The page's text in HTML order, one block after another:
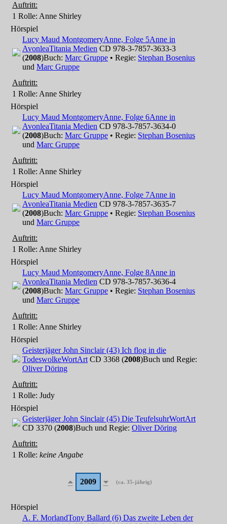
Auftritt:
1 Rolle: Anne Shirley
Hörspiel
Lucy Maud MontgomeryAnne, Folge 5Anne in
AvonleaTitania Medien CD 978-3-7857-3633-3
(2008)Buch: Marc Gruppe • Regie: Stephan Bosenius
und Marc Gruppe
Auftritt:
1 Rolle: Anne Shirley
Hörspiel
Lucy Maud MontgomeryAnne, Folge 6Anne in
AvonleaTitania Medien CD 978-3-7857-3634-0
(2008)Buch: Marc Gruppe • Regie: Stephan Bosenius
und Marc Gruppe
Auftritt:
1 Rolle: Anne Shirley
Hörspiel
Lucy Maud MontgomeryAnne, Folge 7Anne in
AvonleaTitania Medien CD 978-3-7857-3635-7
(2008)Buch: Marc Gruppe • Regie: Stephan Bosenius
und Marc Gruppe
Auftritt:
1 Rolle: Anne Shirley
Hörspiel
Lucy Maud MontgomeryAnne, Folge 8Anne in
AvonleaTitania Medien CD 978-3-7857-3636-4
(2008)Buch: Marc Gruppe • Regie: Stephan Bosenius
und Marc Gruppe
Auftritt:
1 Rolle: Anne Shirley
Hörspiel
Geisterjäger John Sinclair (43) Ich flog in die
TodeswolkeWortArt CD 3368 (2008)Buch und Regie:
Oliver Döring
Auftritt:
1 Rolle: Judy
Hörspiel
Geisterjäger John Sinclair (45) Die TeufelsuhrWortArt
CD 3370 (2008)Buch und Regie: Oliver Döring
Auftritt:
1 Rolle: keine Angabe
2009 (ca. 35-jährig)
Hörspiel
A. F. MorlandTony Ballard (6) Das zweite Leben der